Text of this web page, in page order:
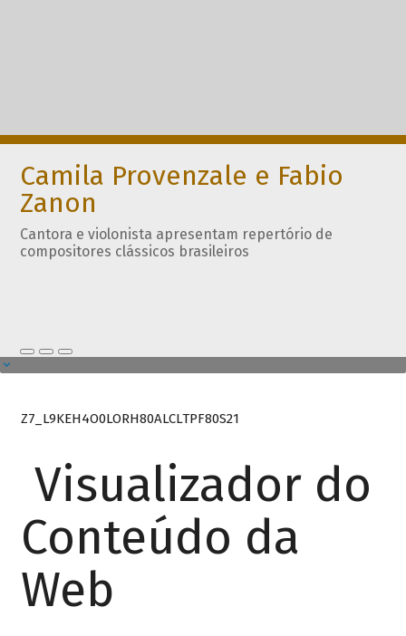
Camila Provenzale e Fabio
Zanon
Cantora e violonista apresentam repertório de
compositores clássicos brasileiros
Z7_L9KEH4O0LORH80ALCLTPF80S21
Visualizador do
Conteúdo da
Web